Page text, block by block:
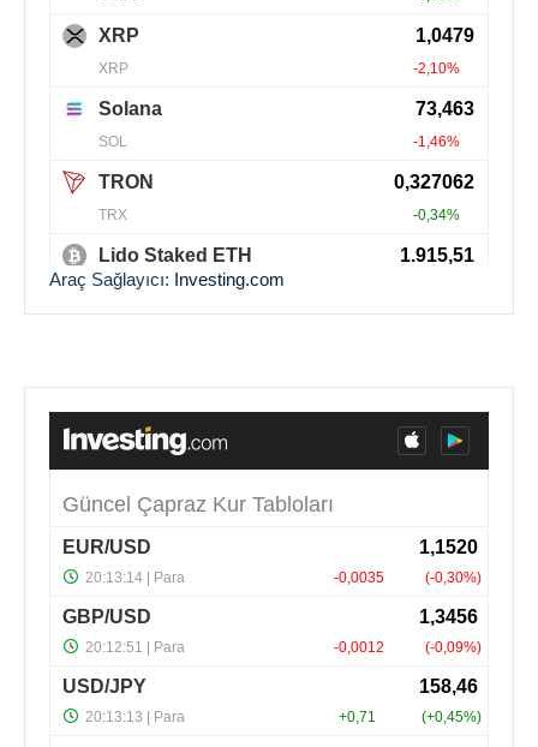
Araç Sağlayıcı: Investing.com